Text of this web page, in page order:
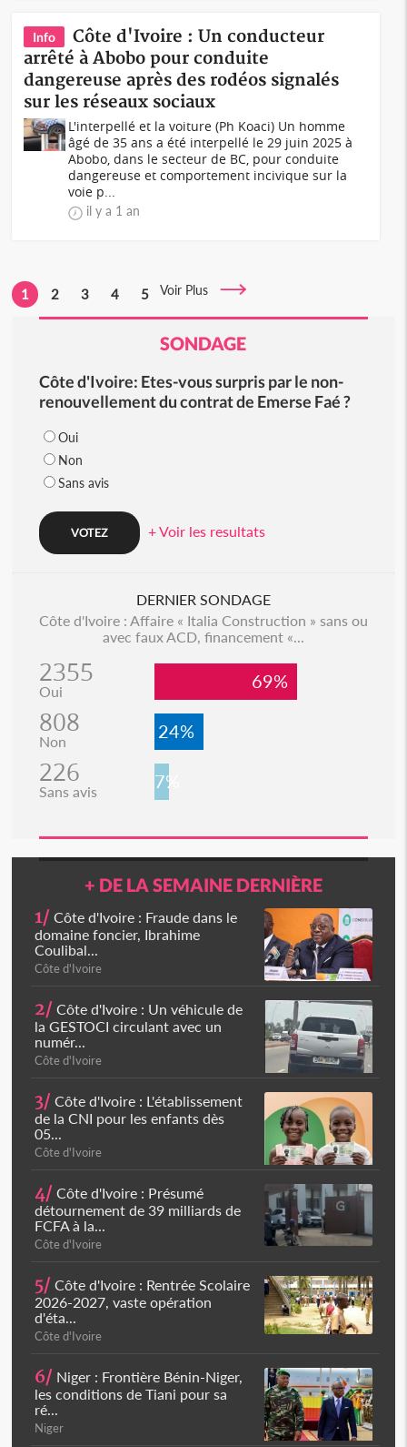
Info
Côte d'Ivoire : Un conducteur
arrêté à Abobo pour conduite
dangereuse après des rodéos signalés
sur les réseaux sociaux
L'interpellé et la voiture (Ph Koaci) Un homme
âgé de 35 ans a été interpellé le 29 juin 2025 à
Abobo, dans le secteur de BC, pour conduite
dangereuse et comportement incivique sur la
voie p...
il y a 1 an
1 2 3 4 5 Voir Plus
SONDAGE
Côte d'Ivoire: Etes-vous surpris par le non-
renouvellement du contrat de Emerse Faé ?
Oui
Non
Sans avis
+ Voir les resultats
DERNIER SONDAGE
Côte d'Ivoire : Affaire « Italia Construction » sans ou
avec faux ACD, financement «...
2355
Oui 69%
808
Non 24%
226
Sans avis 7%
+ DE LA SEMAINE DERNIÈRE
1/ Côte d'Ivoire : Fraude dans le
domaine foncier, Ibrahime
Coulibal...
Côte d'Ivoire
2/ Côte d'Ivoire : Un véhicule de
la GESTOCI circulant avec un
numér...
Côte d'Ivoire
3/ Côte d'Ivoire : L'établissement
de la CNI pour les enfants dès
05...
Côte d'Ivoire
4/ Côte d'Ivoire : Présumé
détournement de 39 milliards de
FCFA à la...
Côte d'Ivoire
5/ Côte d'Ivoire : Rentrée Scolaire
2026-2027, vaste opération
d'éta...
Côte d'Ivoire
6/ Niger : Frontière Bénin-Niger,
les conditions de Tiani pour sa
ré...
Niger